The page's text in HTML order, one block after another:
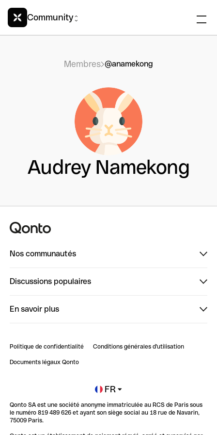
Community
Membres @anamekong
Audrey Namekong
Nos communautés
ClubQonto
Discussions populaires
Impact de l'IA sur les carrières/productivité
En savoir plus
Blog
Newsroom
Glossaire finance
Politique de confidentialité Conditions générales d'utilisation
Documents légaux Qonto
FR
Qonto SA est une société anonyme immatriculée au RCS de Paris sous
le numéro 819 489 626 et ayant son siège social au 18 rue de Navarin,
75009 Paris.